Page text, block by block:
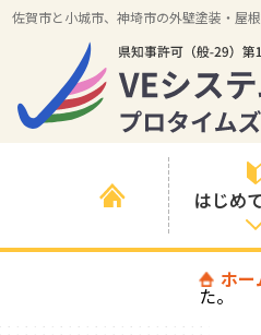
佐賀市と小城市、神埼市の外壁塗装・屋
はじめ
はじめ
装を検討
いる方へ
ホー
た。